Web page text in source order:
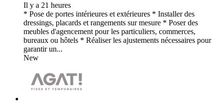
Il y a 21 heures
* Pose de portes intérieures et extérieures * Installer des
dressings, placards et rangements sur mesure * Poser des
meubles d'agencement pour les particuliers, commerces,
bureaux ou hôtels * Réaliser les ajustements nécessaires pour
garantir un...
New